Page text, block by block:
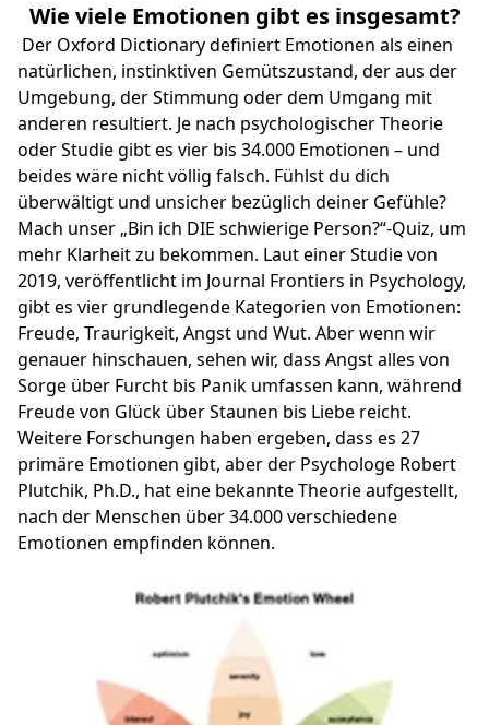
Wie viele Emotionen gibt es insgesamt?
Der Oxford Dictionary definiert Emotionen als einen
natürlichen, instinktiven Gemütszustand, der aus der
Umgebung, der Stimmung oder dem Umgang mit
anderen resultiert. Je nach psychologischer Theorie
oder Studie gibt es vier bis 34.000 Emotionen – und
beides wäre nicht völlig falsch. Fühlst du dich
überwältigt und unsicher bezüglich deiner Gefühle?
Mach unser „Bin ich DIE schwierige Person?“-Quiz, um
mehr Klarheit zu bekommen. Laut einer Studie von
2019, veröffentlicht im Journal Frontiers in Psychology,
gibt es vier grundlegende Kategorien von Emotionen:
Freude, Traurigkeit, Angst und Wut. Aber wenn wir
genauer hinschauen, sehen wir, dass Angst alles von
Sorge über Furcht bis Panik umfassen kann, während
Freude von Glück über Staunen bis Liebe reicht.
Weitere Forschungen haben ergeben, dass es 27
primäre Emotionen gibt, aber der Psychologe Robert
Plutchik, Ph.D., hat eine bekannte Theorie aufgestellt,
nach der Menschen über 34.000 verschiedene
Emotionen empfinden können.